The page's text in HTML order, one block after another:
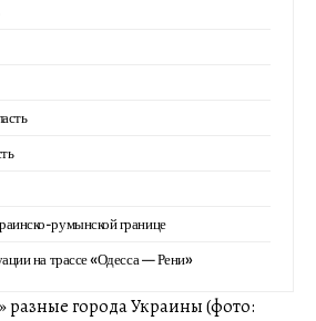
румынской границе
на трассе «Одесса — Рени»
разные города Украины (фото: